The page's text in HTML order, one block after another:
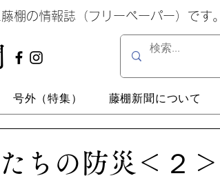
藤棚の情報誌（フリーペーパー）で
号外（特集） 藤棚新聞について
ちの防災＜２